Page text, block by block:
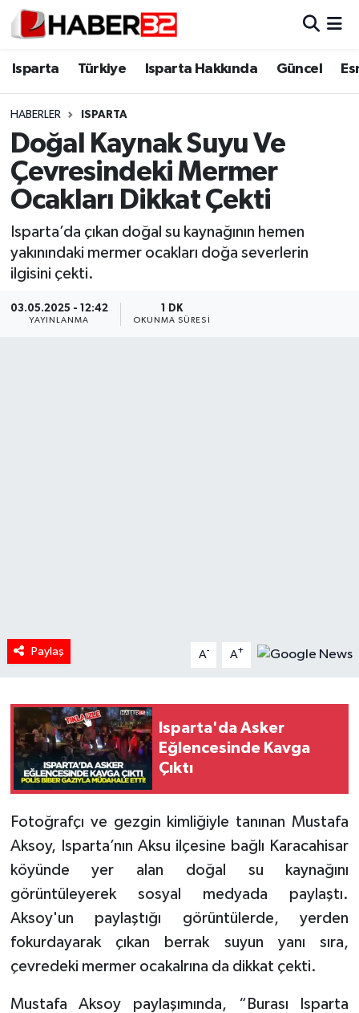
Isparta Türkiye Isparta Hakkında Güncel
HABERLER ISPARTA
Doğal Kaynak Suyu Ve
Çevresindeki Mermer
Ocakları Dikkat Çekti
Isparta’da çıkan doğal su kaynağının hemen
yakınındaki mermer ocakları doğa severlerin
ilgisini çekti.
03.05.2025 - 12:42
YAYINLANMA
1 DK
OKUNMA SÜRESI
Paylaş A- A+
Isparta'da Asker
Eğlencesinde Kavga
Çıktı
Fotoğrafçı ve gezgin kimliğiyle tanınan Mustafa
Aksoy, Isparta’nın Aksu ilçesine bağlı Karacahisar
köyünde yer alan doğal su kaynağını
görüntüleyerek sosyal medyada paylaştı.
Aksoy'un paylaştığı görüntülerde, yerden
fokurdayarak çıkan berrak suyun yanı sıra,
çevredeki mermer ocakalrına da dikkat çekti.
Mustafa Aksoy paylaşımında, “Burası Isparta
Isparta
Esnaf Diyor ki;
ASAYİŞ
BİLİM VE TEKNOLOJİ
EĞİTİM
GENEL
Spor
Tarihi Yapılarımız
Teknoloji
Türkiye
Yerel
İletişim
Künye
Isparta Nöbetçi Eczaneler
Isparta Trafik Yoğunluk Haritası
Süper Lig Puan Durumu ve Fikstür
Tüm Manşetler
Son Dakika Haberleri
Haber Arşivi